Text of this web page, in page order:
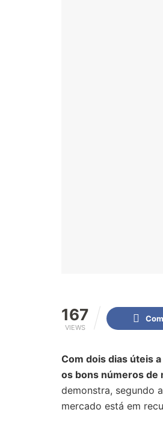
167
VIEWS
Com dois dias úteis
os bons números de
demonstra, segundo
mercado está em